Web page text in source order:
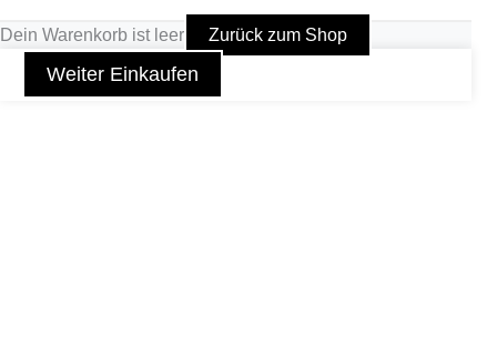
Dein Warenkorb ist leer Zurück zum Shop
Weiter Einkaufen